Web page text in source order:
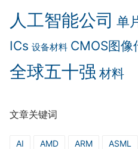
人工智能公司 单
ICs 设备材料 CMOS图像
全球五十强 材料
文章关键词
AI AMD ARM ASML